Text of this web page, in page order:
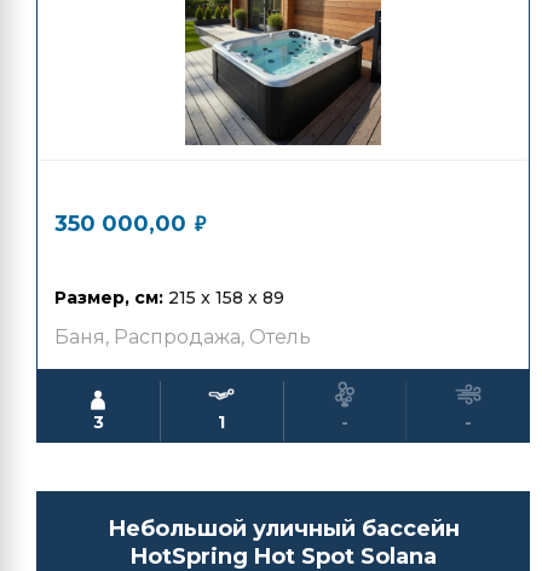
350 000,00 ₽
Размер, см: 215 x 158 x 89
Баня, Распродажа, Отель
3 1 - -
Небольшой уличный бассейн
HotSpring Hot Spot Solana